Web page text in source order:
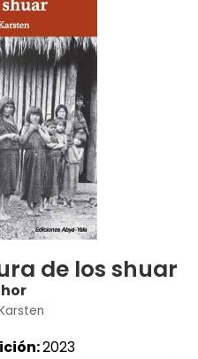
de los shuar
2023